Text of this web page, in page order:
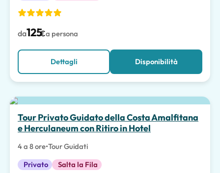
da125€a persona
Dettagli Disponibilità
Tour Privato Guidato della Costa Amalfitana
e Herculaneum con Ritiro in Hotel
4 a 8 ore•Tour Guidati
Privato
Salta la Fila